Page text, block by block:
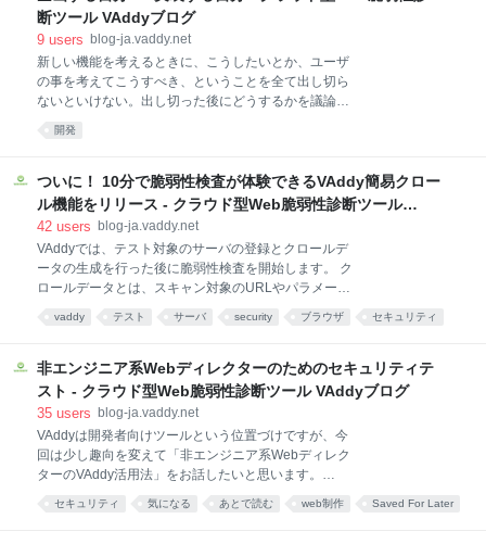
で運用しており、そのフィードバックや運用結果を元
に有料プランを設計しました。 この記事では、有料プ
す。 無料プランはSQLインジェクションとXSSの検査
が何度でも無料で実施でき、CI連携も可能です。 有料
プランと無料プランの違いは大きく分けると、 ・検査
項目の追加 ・長時間の検査時間にも対応 ・チーム機能
断ツール VAddyブログ
9 users blog-ja.vaddy.net
新しい機能を考えるときに、こうしたいとか、ユーザ
の事を考えてこうすべき、ということを全て出し切ら
ないといけない。出し切った後にどうするかを議論し
る自分が出てきて、それはどうかなーみたいに思考を
た。 現在、継続的Webセキュリティテストサービス
VAddyを開発運営しています。 VAddyチームは主に、
セキュリティ検査のエンジンを作ってるセキュリティ
やPR、サポートをしている西野とプロジェクトリーダ
ーの私(市川)の3人構成です。 私は全体の方針を決めて
設計、Web画面周りの実装、サーバ運用、技術サポー
ト、エバンジェリスト活動(勉強会などで発表)をして
開発
ついに！ 10分で脆弱性検査が体験できるVAddy簡易クロー
ル機能をリリース - クラウド型Web脆弱性診断ツール
VAddyブログ
42 users blog-ja.vaddy.net
VAddyでは、テスト対象のサーバの登録とクロールデ
ータの生成を行った後に脆弱性検査を開始します。 ク
ロールデータとは、スキャン対象のURLやパラメータ
を記録した物で、これを元にVAddyのスキャナーがサ
イトの構成を学んで検査を行います。 クロールデータ
をVAddyの指定のものに変更して、その後、検査対象
のWebサイトをユーザが操作していきます。 VAddyを
本格的に使うために、このようなクロールデータの生
みたいというユーザからすると手間がかかるイメージ
がありました。 そこで、プロキシ設定の変更も不要
で、VAddyの画面からURLを入れてクロールデータを
生成する簡易クロール機能をリリースしました。 これ
vaddy テスト サーバ security ブラウザ セキュリティ
非エンジニア系Webディレクターのためのセキュリティテ
スト - クラウド型Web脆弱性診断ツール VAddyブログ
35 users blog-ja.vaddy.net
VAddyは開発者向けツールという位置づけですが、今
回は少し趣向を変えて「非エンジニア系Webディレク
ターのVAddy活用法」をお話したいと思います。
http://vaddy.net/ja 「Webディレクター」の肩書を持っ
ている方の出身は、営業、Webデザイナー、フロント
セキュリティ 気になる あとで読む web制作 Saved For Later